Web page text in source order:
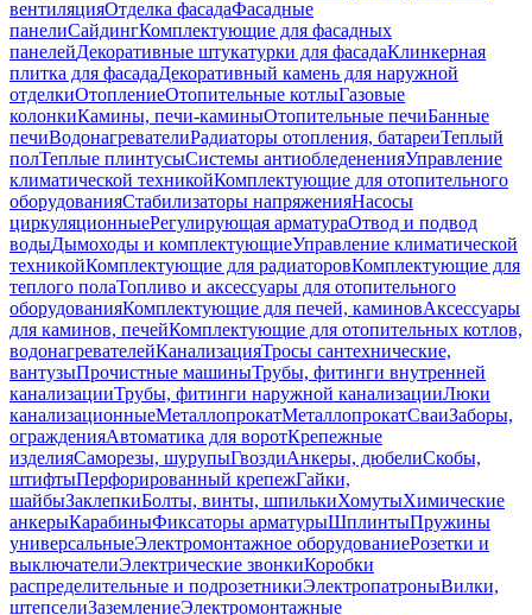
вентиляцияОтделка фасадаФасадные
панелиСайдингКомплектующие для фасадных
панелейДекоративные штукатурки для фасадаКлинкерная
плитка для фасадаДекоративный камень для наружной
отделкиОтоплениеОтопительные котлыГазовые
колонкиКамины, печи-каминыОтопительные печиБанные
печиВодонагревателиРадиаторы отопления, батареиТеплый
полТеплые плинтусыСистемы антиобледененияУправление
климатической техникойКомплектующие для отопительного
оборудованияСтабилизаторы напряженияНасосы
циркуляционныеРегулирующая арматураОтвод и подвод
водыДымоходы и комплектующиеУправление климатической
техникойКомплектующие для радиаторовКомплектующие для
теплого полаТопливо и аксессуары для отопительного
оборудованияКомплектующие для печей, каминовАксессуары
для каминов, печейКомплектующие для отопительных котлов,
водонагревателейКанализацияТросы сантехнические,
вантузыПрочистные машиныТрубы, фитинги внутренней
канализацииТрубы, фитинги наружной канализацииЛюки
канализационныеМеталлопрокатМеталлопрокатСваиЗаборы,
огражденияАвтоматика для воротКрепежные
изделияСаморезы, шурупыГвоздиАнкеры, дюбелиСкобы,
штифтыПерфорированный крепежГайки,
шайбыЗаклепкиБолты, винты, шпилькиХомутыХимические
анкерыКарабиныФиксаторы арматурыШплинтыПружины
универсальныеЭлектромонтажное оборудованиеРозетки и
выключателиЭлектрические звонкиКоробки
распределительные и подрозетникиЭлектропатроныВилки,
штепселиЗаземлениеЭлектромонтажные